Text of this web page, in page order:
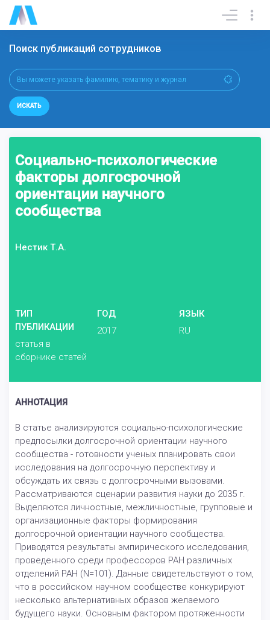
Поиск публикаций сотрудников
ИСКАТЬ
Социально-психологические
факторы долгосрочной
ориентации научного
сообщества
Нестик Т.А.
ТИП
ПУБЛИКАЦИИ
статья в
сборнике статей
ГОД
2017
ЯЗЫК
RU
АННОТАЦИЯ
В статье анализируются социально-психологические
предпосылки долгосрочной ориентации научного
сообщества - готовности ученых планировать свои
исследования на долгосрочную перспективу и
обсуждать их связь с долгосрочными вызовами.
Рассматриваются сценарии развития науки до 2035 г.
Выделяются личностные, межличностные, групповые и
организационные факторы формирования
долгосрочной ориентации научного сообщества.
Приводятся результаты эмпирического исследования,
проведенного среди профессоров РАН различных
отделений РАН (N=101). Данные свидетельствуют о том,
что в российском научном сообществе конкурируют
несколько альтернативных образов желаемого
будущего науки. Основным фактором протяженности